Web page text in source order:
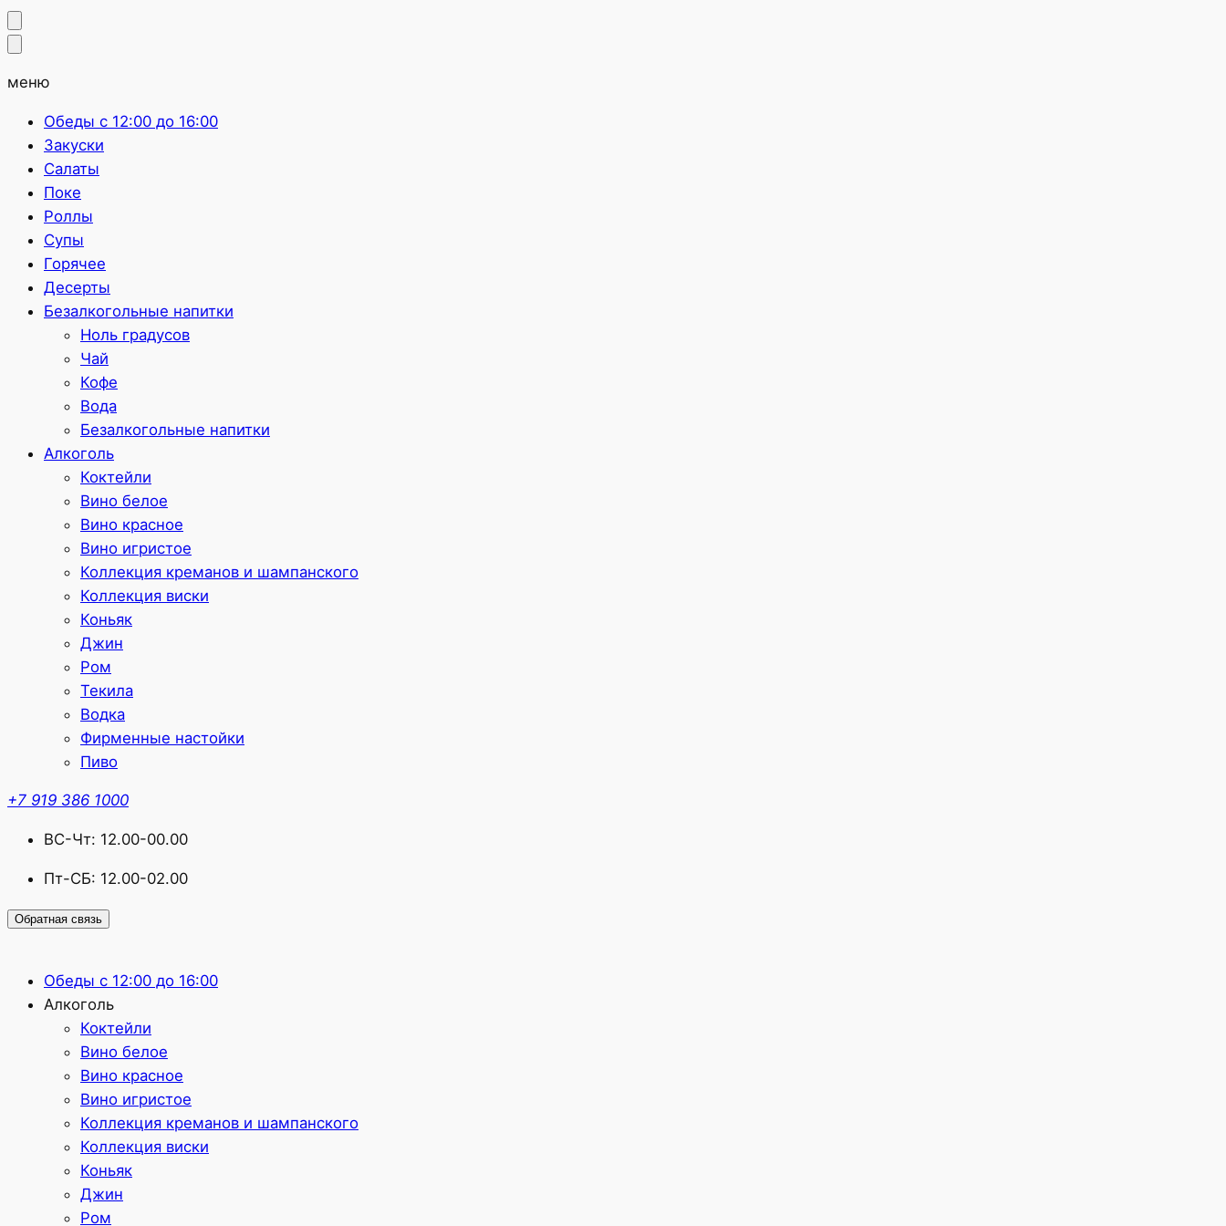
меню
Обеды с 12:00 до 16:00
Закуски
Салаты
Поке
Роллы
Супы
Горячее
Десерты
Безалкогольные напитки
Ноль градусов
Чай
Кофе
Вода
Безалкогольные напитки
Алкоголь
Коктейли
Вино белое
Вино красное
Вино игристое
Коллекция креманов и шампанского
Коллекция виски
Коньяк
Джин
Ром
Текила
Водка
Фирменные настойки
Пиво
+7 919 386 1000
ВС-Чт: 12.00-00.00
Пт-СБ: 12.00-02.00
Обратная связь
Обеды с 12:00 до 16:00
Алкоголь
Коктейли
Вино белое
Вино красное
Вино игристое
Коллекция креманов и шампанского
Коллекция виски
Коньяк
Джин
Ром